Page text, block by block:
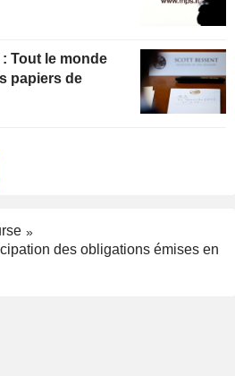
Tout le monde
papiers de
des obligations émises en